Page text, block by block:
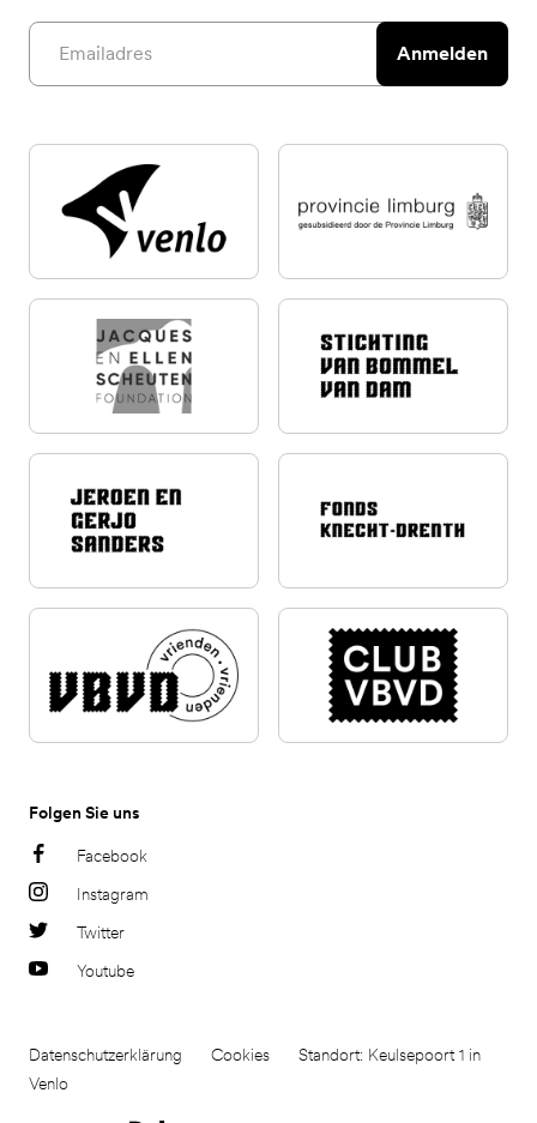
Email address
Anmelden
Folgen Sie uns
Facebook
Instagram
Twitter
Youtube
Datenschutzerklärung Cookies
Standort: Keulsepoort 1 in
Venlo